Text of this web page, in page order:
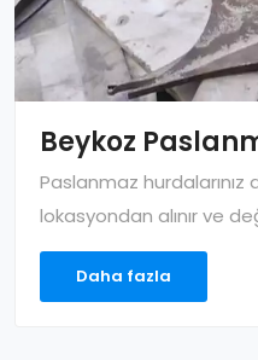
Beykoz
Paslanmaz
lokasyondan alınır ve
Daha fazla